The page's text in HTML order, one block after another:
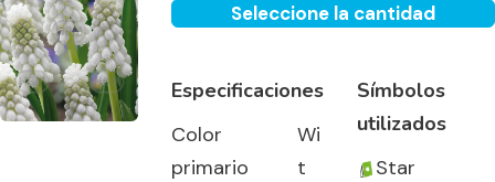
Seleccione la cantidad
Especificaciones
Color
primario
Wi
t
Símbolos
utilizados
Star